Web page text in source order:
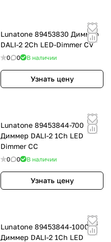
Lunatone 89453830 Диммер
DALI-2 2Ch LED-Dimmer CV
0 0 В наличии
Узнать цену
Lunatone 89453844-700
Диммер DALI-2 1Ch LED
Dimmer CC
0 0 В наличии
Узнать цену
Lunatone 89453844-1000DE
Диммер DALI-2 1Ch LED